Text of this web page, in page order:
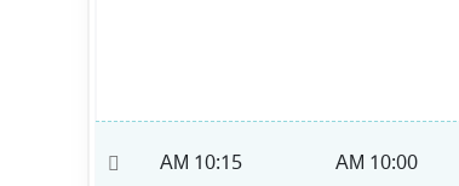
10:00 AM
10:15 AM